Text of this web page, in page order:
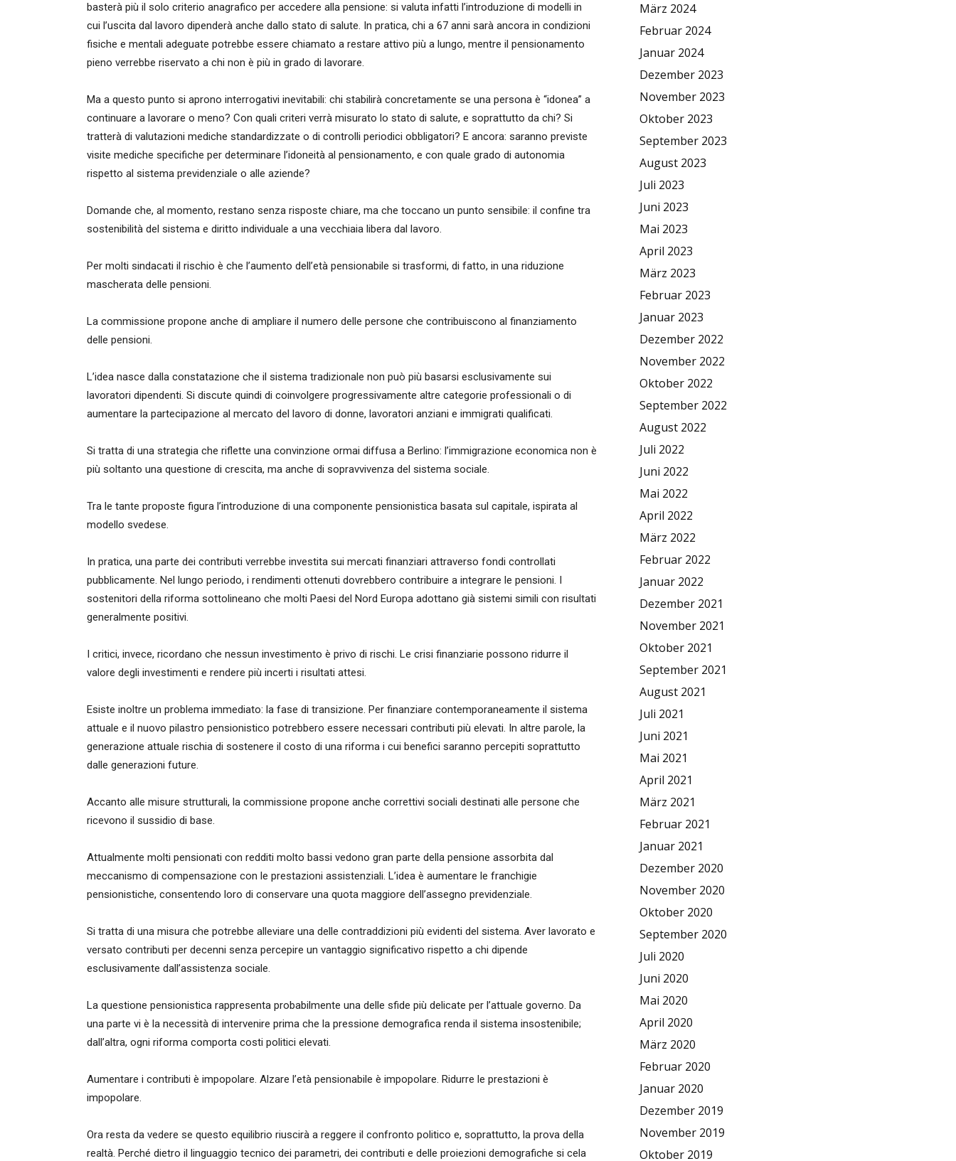
basterà più il solo criterio anagrafico per accedere alla pensione: si valuta infatti l’introduzione di modelli in
cui l’uscita dal lavoro dipenderà anche dallo stato di salute. In pratica, chi a 67 anni sarà ancora in condizioni
fisiche e mentali adeguate potrebbe essere chiamato a restare attivo più a lungo, mentre il pensionamento
pieno verrebbe riservato a chi non è più in grado di lavorare.
Ma a questo punto si aprono interrogativi inevitabili: chi stabilirà concretamente se una persona è “idonea” a
continuare a lavorare o meno? Con quali criteri verrà misurato lo stato di salute, e soprattutto da chi? Si
tratterà di valutazioni mediche standardizzate o di controlli periodici obbligatori? E ancora: saranno previste
visite mediche specifiche per determinare l’idoneità al pensionamento, e con quale grado di autonomia
rispetto al sistema previdenziale o alle aziende?
Domande che, al momento, restano senza risposte chiare, ma che toccano un punto sensibile: il confine tra
sostenibilità del sistema e diritto individuale a una vecchiaia libera dal lavoro.
Per molti sindacati il rischio è che l’aumento dell’età pensionabile si trasformi, di fatto, in una riduzione
mascherata delle pensioni.
La commissione propone anche di ampliare il numero delle persone che contribuiscono al finanziamento
delle pensioni.
L’idea nasce dalla constatazione che il sistema tradizionale non può più basarsi esclusivamente sui
lavoratori dipendenti. Si discute quindi di coinvolgere progressivamente altre categorie professionali o di
aumentare la partecipazione al mercato del lavoro di donne, lavoratori anziani e immigrati qualificati.
Si tratta di una strategia che riflette una convinzione ormai diffusa a Berlino: l’immigrazione economica non è
più soltanto una questione di crescita, ma anche di sopravvivenza del sistema sociale.
Tra le tante proposte figura l’introduzione di una componente pensionistica basata sul capitale, ispirata al
modello svedese.
In pratica, una parte dei contributi verrebbe investita sui mercati finanziari attraverso fondi controllati
pubblicamente. Nel lungo periodo, i rendimenti ottenuti dovrebbero contribuire a integrare le pensioni. I
sostenitori della riforma sottolineano che molti Paesi del Nord Europa adottano già sistemi simili con risultati
generalmente positivi.
I critici, invece, ricordano che nessun investimento è privo di rischi. Le crisi finanziarie possono ridurre il
valore degli investimenti e rendere più incerti i risultati attesi.
Esiste inoltre un problema immediato: la fase di transizione. Per finanziare contemporaneamente il sistema
attuale e il nuovo pilastro pensionistico potrebbero essere necessari contributi più elevati. In altre parole, la
generazione attuale rischia di sostenere il costo di una riforma i cui benefici saranno percepiti soprattutto
dalle generazioni future.
Accanto alle misure strutturali, la commissione propone anche correttivi sociali destinati alle persone che
ricevono il sussidio di base.
Attualmente molti pensionati con redditi molto bassi vedono gran parte della pensione assorbita dal
meccanismo di compensazione con le prestazioni assistenziali. L’idea è aumentare le franchigie
pensionistiche, consentendo loro di conservare una quota maggiore dell’assegno previdenziale.
Si tratta di una misura che potrebbe alleviare una delle contraddizioni più evidenti del sistema. Aver lavorato e
versato contributi per decenni senza percepire un vantaggio significativo rispetto a chi dipende
esclusivamente dall’assistenza sociale.
La questione pensionistica rappresenta probabilmente una delle sfide più delicate per l’attuale governo. Da
una parte vi è la necessità di intervenire prima che la pressione demografica renda il sistema insostenibile;
dall’altra, ogni riforma comporta costi politici elevati.
Aumentare i contributi è impopolare. Alzare l’età pensionabile è impopolare. Ridurre le prestazioni è
impopolare.
Ora resta da vedere se questo equilibrio riuscirà a reggere il confronto politico e, soprattutto, la prova della
realtà. Perché dietro il linguaggio tecnico dei parametri, dei contributi e delle proiezioni demografiche si cela
März 2024
Februar 2024
Januar 2024
Dezember 2023
November 2023
Oktober 2023
September 2023
August 2023
Juli 2023
Juni 2023
Mai 2023
April 2023
März 2023
Februar 2023
Januar 2023
Dezember 2022
November 2022
Oktober 2022
September 2022
August 2022
Juli 2022
Juni 2022
Mai 2022
April 2022
März 2022
Februar 2022
Januar 2022
Dezember 2021
November 2021
Oktober 2021
September 2021
August 2021
Juli 2021
Juni 2021
Mai 2021
April 2021
März 2021
Februar 2021
Januar 2021
Dezember 2020
November 2020
Oktober 2020
September 2020
Juli 2020
Juni 2020
Mai 2020
April 2020
März 2020
Februar 2020
Januar 2020
Dezember 2019
November 2019
Oktober 2019